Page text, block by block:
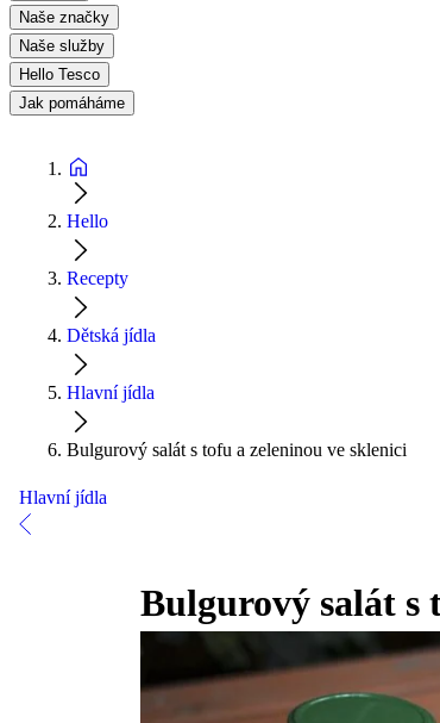
Naše značky
Naše služby
Hello Tesco
Jak pomáháme
Hello
Recepty
Dětská jídla
Hlavní jídla
Bulgurový salát s tofu a zeleninou ve sklenici
Hlavní jídla
Bulgurový salát s